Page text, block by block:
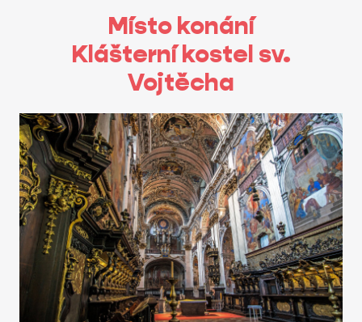
Místo konání
Klášterní kostel sv.
Vojtěcha